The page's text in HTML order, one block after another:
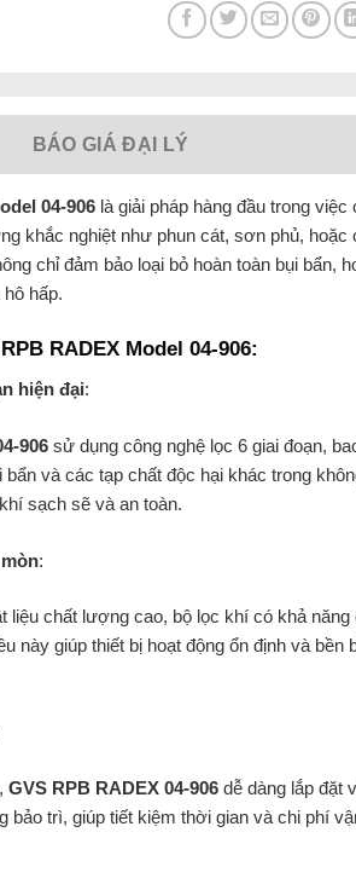
BÁO GIÁ ĐẠI LÝ
04-906 là giải pháp hàng đầu trong
khắc nghiệt như phun cát, sơn phủ, hoặc
chỉ đảm bảo loại bỏ hoàn toàn bụi bẩn,
hấp.
RADEX Model 04-906:
hiện đại:
906 sử dụng công nghệ lọc 6 giai đoạn,
bẩn và các tạp chất độc hại khác trong
sạch sẽ và an toàn.
:
chất lượng cao, bộ lọc khí có khả
này giúp thiết bị hoạt động ổn định và bền
GVS RPB RADEX 04-906 dễ dàng lắp đặt
bảo trì, giúp tiết kiệm thời gian và chi phí